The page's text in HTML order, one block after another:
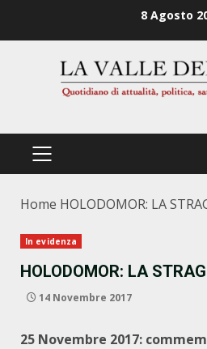
8 Agosto
PRIMÄRES
Home HOLODOMOR: LA
In evidenza
HOLODOMOR: LA
14 Novembre 2017
25 Novembre 2017: